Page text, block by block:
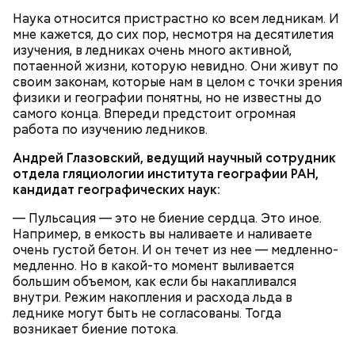
Наука относится пристрастно ко всем ледникам. И
мне кажется, до сих пор, несмотря на десятилетия
изучения, в ледниках очень много активной,
потаенной жизни, которую невидно. Они живут по
своим законам, которые нам в целом с точки зрения
физики и географии понятны, но не известны до
самого конца. Впереди предстоит огромная
работа по изучению ледников.
Андрей Глазовский, ведущий научный сотрудник
отдела гляциологии института географии РАН,
кандидат географических наук:
— Пульсация — это не биение сердца. Это иное.
Например, в емкость вы наливаете и наливаете
очень густой бетон. И он течет из нее — медленно-
медленно. Но в какой-то момент выливается
большим объемом, как если бы накапливался
внутри. Режим накопления и расхода льда в
леднике могут быть не согласованы. Тогда
возникает биение потока.